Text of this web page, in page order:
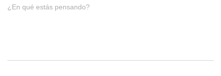
¿En qué estás pensando?